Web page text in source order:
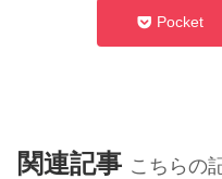
Pocket
関連記事 こちらの